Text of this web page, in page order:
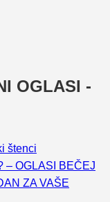
OGLASI -
štenci
– OGLASI BEČEJ
ZA VAŠE